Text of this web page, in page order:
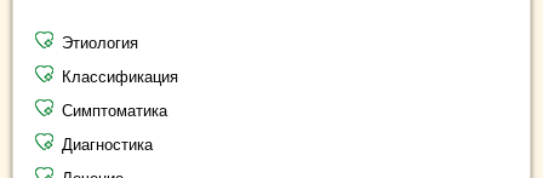
Этиология
Классификация
Симптоматика
Диагностика